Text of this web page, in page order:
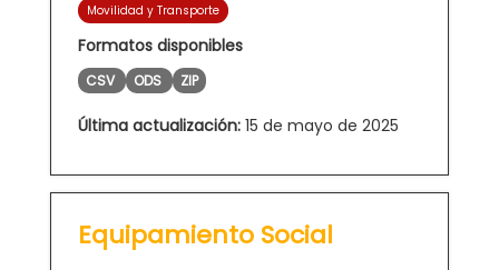
Movilidad y Transporte
Formatos disponibles
CSV ODS ZIP
Última actualización: 15 de mayo de 2025
Equipamiento Social